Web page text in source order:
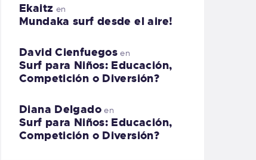
Ekaitz en
Mundaka surf desde el aire!
David Cienfuegos en
Surf para Niños: Educación,
Competición o Diversión?
Diana Delgadoen
Surf para Niños: Educación,
Competición o Diversión?